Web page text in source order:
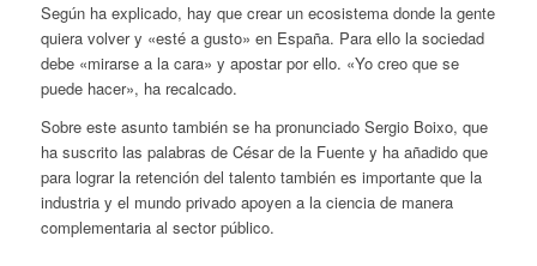
Según ha explicado, hay que crear un ecosistema donde la gente
quiera volver y «esté a gusto» en España. Para ello la sociedad
debe «mirarse a la cara» y apostar por ello. «Yo creo que se
puede hacer», ha recalcado.
Sobre este asunto también se ha pronunciado Sergio Boixo, que
ha suscrito las palabras de César de la Fuente y ha añadido que
para lograr la retención del talento también es importante que la
industria y el mundo privado apoyen a la ciencia de manera
complementaria al sector público.